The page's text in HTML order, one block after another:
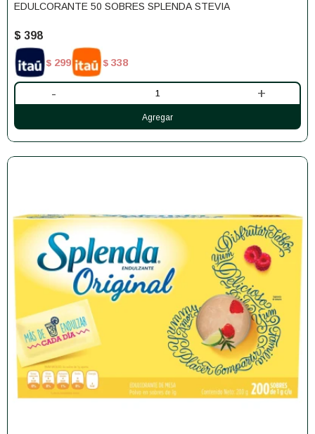
EDULCORANTE 50 SOBRES SPLENDA STEVIA
$ 398
$ 299 $ 338
- +